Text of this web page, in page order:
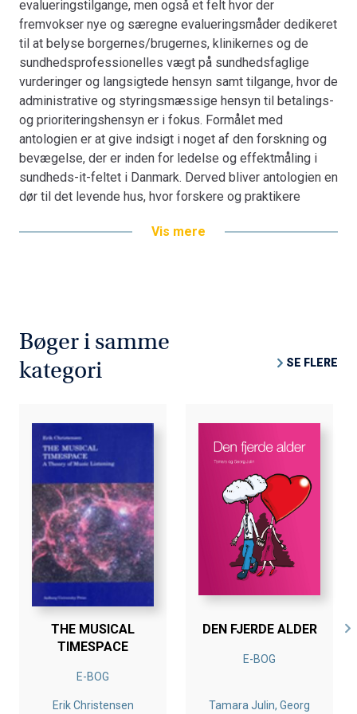
herfor vil være stigende i et aldrende samfund i lighed
med både de behandlingsmæssige muligheder og
befolkningens forventninger. Kerneaktørerne i
SundhedsITnet er universitetshospitalerne i Århus
(Århus,, Skejby og Aalborg Sygehus), Odense
Universitetshospital samt Rigshospitalet. Dertil kommer
universiteterne i København, Århus og Aalborg,
Copenhagen Business School, Handelshøjskolen ved
Aarhus Universitet og IT Universitetet i København.
evalueringstilgange, men også et felt hvor der
fremvokser nye og særegne evalueringsmåder dedikeret
til at belyse borgernes/brugernes, klinikernes og de
sundhedsprofessionelles vægt på sundhedsfaglige
vurderinger og langsigtede hensyn samt tilgange, hvor de
administrative og styringsmæssige hensyn til betalings-
og prioriteringshensyn er i fokus. Formålet med
antologien er at give indsigt i noget af den forskning og
bevægelse, der er inden for ledelse og effektmåling i
sundheds-it-feltet i Danmark. Derved bliver antologien en
dør til det levende hus, hvor forskere og praktikere
blive involveret i dannelse af modeller og fortolkninger af
Alexandra Instituttet A/S, har deltagelse af
sundhedsudbydere, virksomheder, forskere og brugere i
et samarbejde om morgendagens it-baserede
sundhedsydelser. Det sker i erkendelse af, at behovet
med både de behandlingsmæssige muligheder og
befolkningens forventninger. Kerneaktørerne i
SundhedsITnet er universitetshospitalerne i Århus
(Århus,, Skejby og Aalborg Sygehus), Odense
Universitetshospital samt Rigshospitalet. Dertil kommer
universiteterne i København, Århus og Aalborg,
Copenhagen Business School, Handelshøjskolen ved
Aarhus Universitet og IT Universitetet i København.
Vis mere
Bøger i samme
kategori
SE FLERE
THE MUSICAL
TIMESPACE
E-BOG
Erik Christensen
DEN FJERDE ALDER
E-BOG
Tamara Julin, Georg